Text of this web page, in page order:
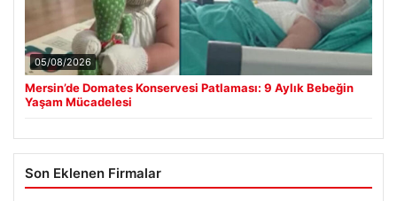
05/08/2026
Mersin’de Domates Konservesi Patlaması: 9 Aylık Bebeğin
Yaşam Mücadelesi
Son Eklenen Firmalar